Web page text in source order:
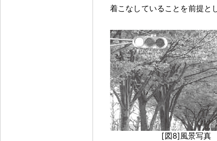
着こなしていることを前提と
[図8]風景写真